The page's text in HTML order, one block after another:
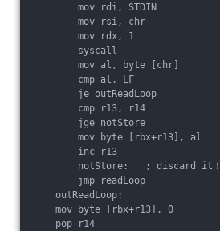
        mov rdi, STDIN
        mov rsi, chr
        mov rdx, 1
        syscall
        mov al, byte [chr]
        cmp al, LF
        je outReadLoop
        cmp r13, r14
        jge notStore
        mov byte [rbx+r13], al
        inc r13
        notStore:   ; discard it！
        jmp readLoop
    outReadLoop:
    mov byte [rbx+r13], 0
    pop r14